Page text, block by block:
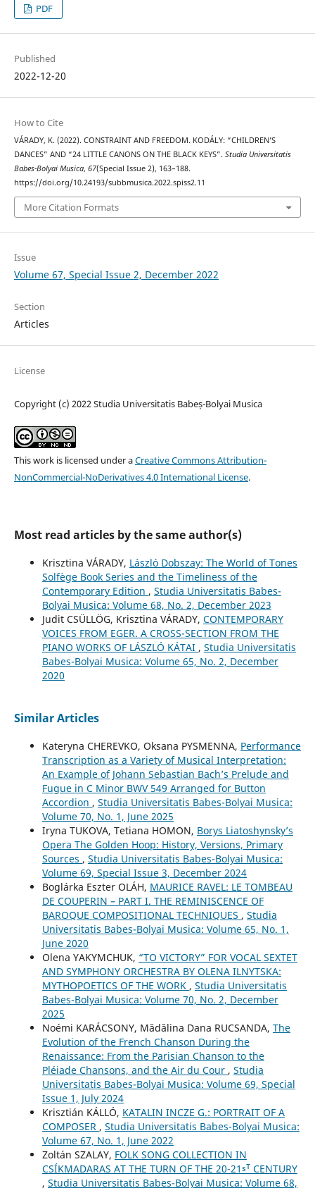
PDF
Published
2022-12-20
How to Cite
VÁRADY, K. (2022). CONSTRAINT AND FREEDOM. KODÁLY: “CHILDREN’S
DANCES” AND “24 LITTLE CANONS ON THE BLACK KEYS”. Studia Universitatis
Babes-Bolyai Musica, 67(Special Issue 2), 163–188.
https://doi.org/10.24193/subbmusica.2022.spiss2.11
More Citation Formats
Issue
Volume 67, Special Issue 2, December 2022
Section
Articles
License
Copyright (c) 2022 Studia Universitatis Babeș-Bolyai Musica
This work is licensed under aCreative Commons Attribution-
NonCommercial-NoDerivatives 4.0 International License.
Most read articles by the same author(s)
Krisztina VÁRADY, László Dobszay: The World of Tones
Solfège Book Series and the Timeliness of the
Contemporary Edition , Studia Universitatis Babes-
Bolyai Musica: Volume 68, No. 2, December 2023
Judit CSÜLLÖG, Krisztina VÁRADY, CONTEMPORARY
VOICES FROM EGER. A CROSS-SECTION FROM THE
PIANO WORKS OF LÁSZLÓ KÁTAI , Studia Universitatis
Babes-Bolyai Musica: Volume 65, No. 2, December
2020
Similar Articles
Kateryna CHEREVKO, Oksana PYSMENNA, Performance
Transcription as a Variety of Musical Interpretation:
An Example of Johann Sebastian Bach’s Prelude and
Fugue in C Minor BWV 549 Arranged for Button
Accordion , Studia Universitatis Babes-Bolyai Musica:
Volume 70, No. 1, June 2025
Iryna TUKOVA, Tetiana HOMON, Borys Liatoshynsky’s
Opera The Golden Hoop: History, Versions, Primary
Sources , Studia Universitatis Babes-Bolyai Musica:
Volume 69, Special Issue 3, December 2024
Boglárka Eszter OLÁH, MAURICE RAVEL: LE TOMBEAU
DE COUPERIN – PART I. THE REMINISCENCE OF
BAROQUE COMPOSITIONAL TECHNIQUES , Studia
Universitatis Babes-Bolyai Musica: Volume 65, No. 1,
June 2020
Olena YAKYMCHUK, “TO VICTORY” FOR VOCAL SEXTET
AND SYMPHONY ORCHESTRA BY OLENA ILNYTSKA:
MYTHOPOETICS OF THE WORK , Studia Universitatis
Babes-Bolyai Musica: Volume 70, No. 2, December
2025
Noémi KARÁCSONY, Mădălina Dana RUCSANDA, The
Evolution of the French Chanson During the
Renaissance: From the Parisian Chanson to the
Pléiade Chansons, and the Air du Cour , Studia
Universitatis Babes-Bolyai Musica: Volume 69, Special
Issue 1, July 2024
Krisztián KÁLLÓ, KATALIN INCZE G.: PORTRAIT OF A
COMPOSER , Studia Universitatis Babes-Bolyai Musica:
Volume 67, No. 1, June 2022
Zoltán SZALAY, FOLK SONG COLLECTION IN
CSÍKMADARAS AT THE TURN OF THE 20-21ˢᵀ CENTURY
, Studia Universitatis Babes-Bolyai Musica: Volume 68,